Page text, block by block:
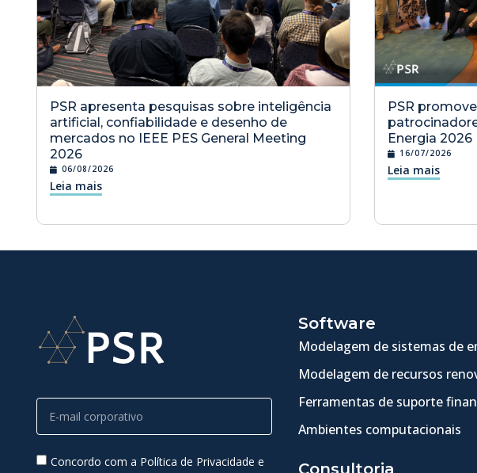
PSR apresenta pesquisas sobre inteligência
artificial, confiabilidade e desenho de
mercados no IEEE PES General Meeting
2026
06/08/2026
Leia mais
PSR
Energia 2026
16/07/2026
Leia mais
Concordo com a Política de Privacidade e
Software
Modelagem de sistemas de
Modelagem de recursos
Ferramentas de suporte
Ambientes computacionais